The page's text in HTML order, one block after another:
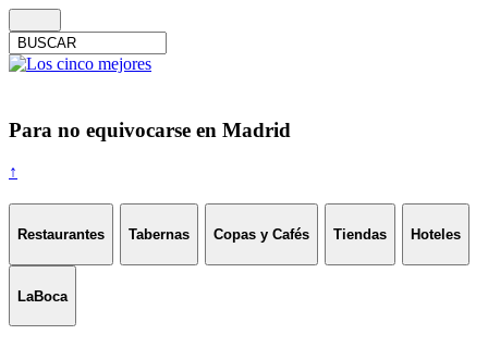
Para no equivocarse en Madrid
↑
Restaurantes Tabernas Copas y Cafés Tiendas Hoteles
LaBoca